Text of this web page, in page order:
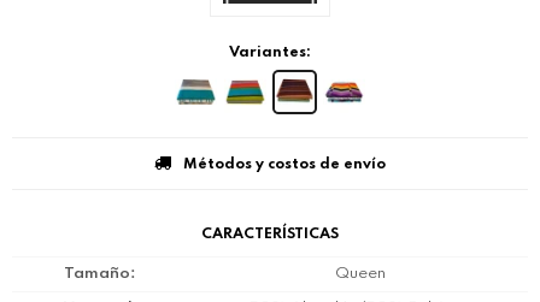
Variantes:
Métodos y costos de envío
CARACTERÍSTICAS
Tamaño Queen